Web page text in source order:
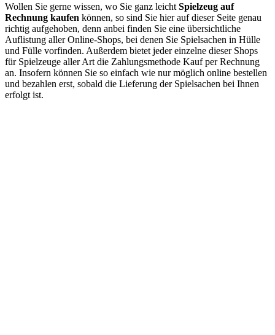
Wollen Sie gerne wissen, wo Sie ganz leicht Spielzeug auf
Rechnung kaufen können, so sind Sie hier auf dieser Seite genau
richtig aufgehoben, denn anbei finden Sie eine übersichtliche
Auflistung aller Online-Shops, bei denen Sie Spielsachen in Hülle
und Fülle vorfinden. Außerdem bietet jeder einzelne dieser Shops
für Spielzeuge aller Art die Zahlungsmethode Kauf per Rechnung
an. Insofern können Sie so einfach wie nur möglich online bestellen
und bezahlen erst, sobald die Lieferung der Spielsachen bei Ihnen
erfolgt ist.